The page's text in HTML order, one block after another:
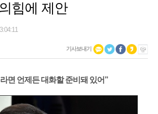
힘에 제안
기사보내기
면 언제든 대화할 준비돼 있어”